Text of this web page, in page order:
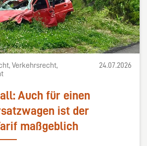
Verkehrsrecht,
24.07.2026
Auch für einen
ist der
maßgeblich